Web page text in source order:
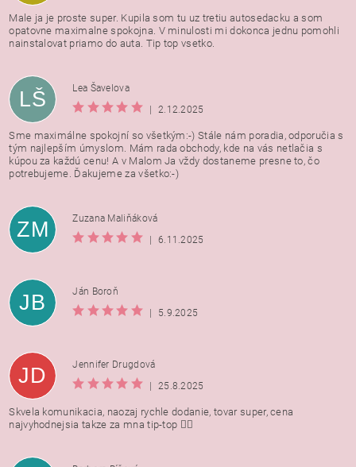
Male ja je proste super. Kupila som tu uz tretiu autosedacku a som
opatovne maximalne spokojna. V minulosti mi dokonca jednu pomohli
nainstalovat priamo do auta. Tip top vsetko.
LŠ
Lea Šavelova
|
2.12.2025
Sme maximálne spokojní so všetkým:-) Stále nám poradia, odporučia s
tým najlepším úmyslom. Mám rada obchody, kde na vás netlačia s
kúpou za každú cenu! A v Malom Ja vždy dostaneme presne to, čo
potrebujeme. Ďakujeme za všetko:-)
ZM
Zuzana Maliňáková
|
6.11.2025
JB
Ján Boroň
|
5.9.2025
JD
Jennifer Drugdová
|
25.8.2025
Skvela komunikacia, naozaj rychle dodanie, tovar super, cena
najvyhodnejsia takze za mna tip-top 👍🏻